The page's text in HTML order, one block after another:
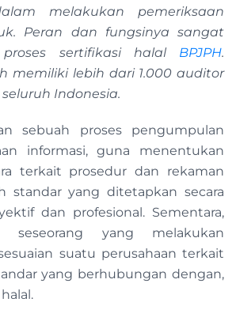
melakukan pemeriksaan
Peran dan fungsinya sangat
sertifikasi halal BPJPH.
memiliki lebih dari 1.000 auditor
Indonesia.
sebuah proses pengumpulan
informasi, guna menentukan
terkait prosedur dan rekaman
standar yang ditetapkan secara
dan profesional. Sementara,
seseorang yang melakukan
suatu perusahaan terkait
yang berhubungan dengan,